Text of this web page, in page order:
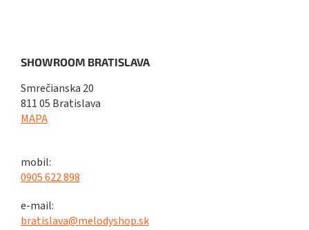
SHOWROOM BRATISLAVA
Smrečianska 20
811 05 Bratislava
MAPA
mobil:
0905 622 898
e-mail:
bratislava@melodyshop.sk